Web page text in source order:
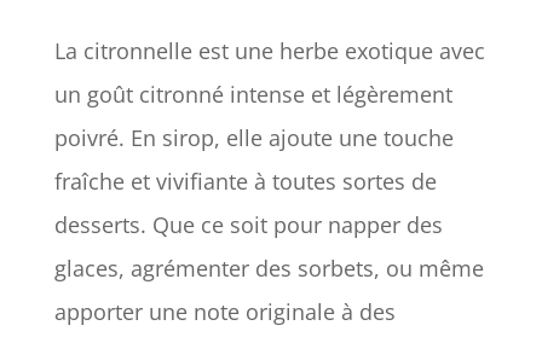
La citronnelle est une herbe exotique avec
un goût citronné intense et légèrement
poivré. En sirop, elle ajoute une touche
fraîche et vivifiante à toutes sortes de
desserts. Que ce soit pour napper des
glaces, agrémenter des sorbets, ou même
apporter une note originale à des